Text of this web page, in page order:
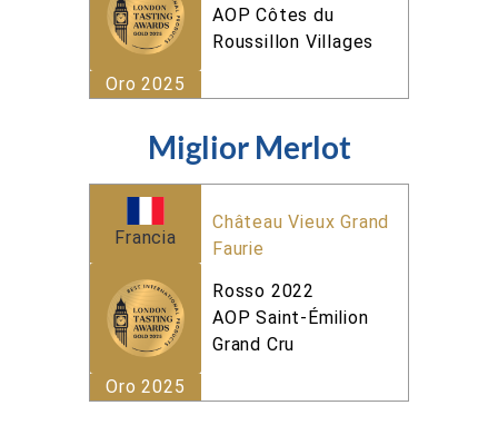
Oro 2025
AOP Côtes du
Roussillon Villages
Miglior Merlot
Château Vieux Grand
Faurie
Oro 2025
Rosso 2022
AOP Saint-Émilion
Grand Cru
Francia